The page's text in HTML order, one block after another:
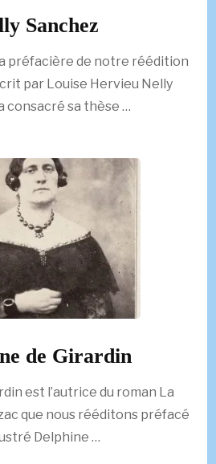
Sanchez
préfacière de notre réédition
par Louise Hervieu Nelly
consacré sa thèse …
de Girardin
est l’autrice du roman La
que nous rééditons préfacé
Delphine …